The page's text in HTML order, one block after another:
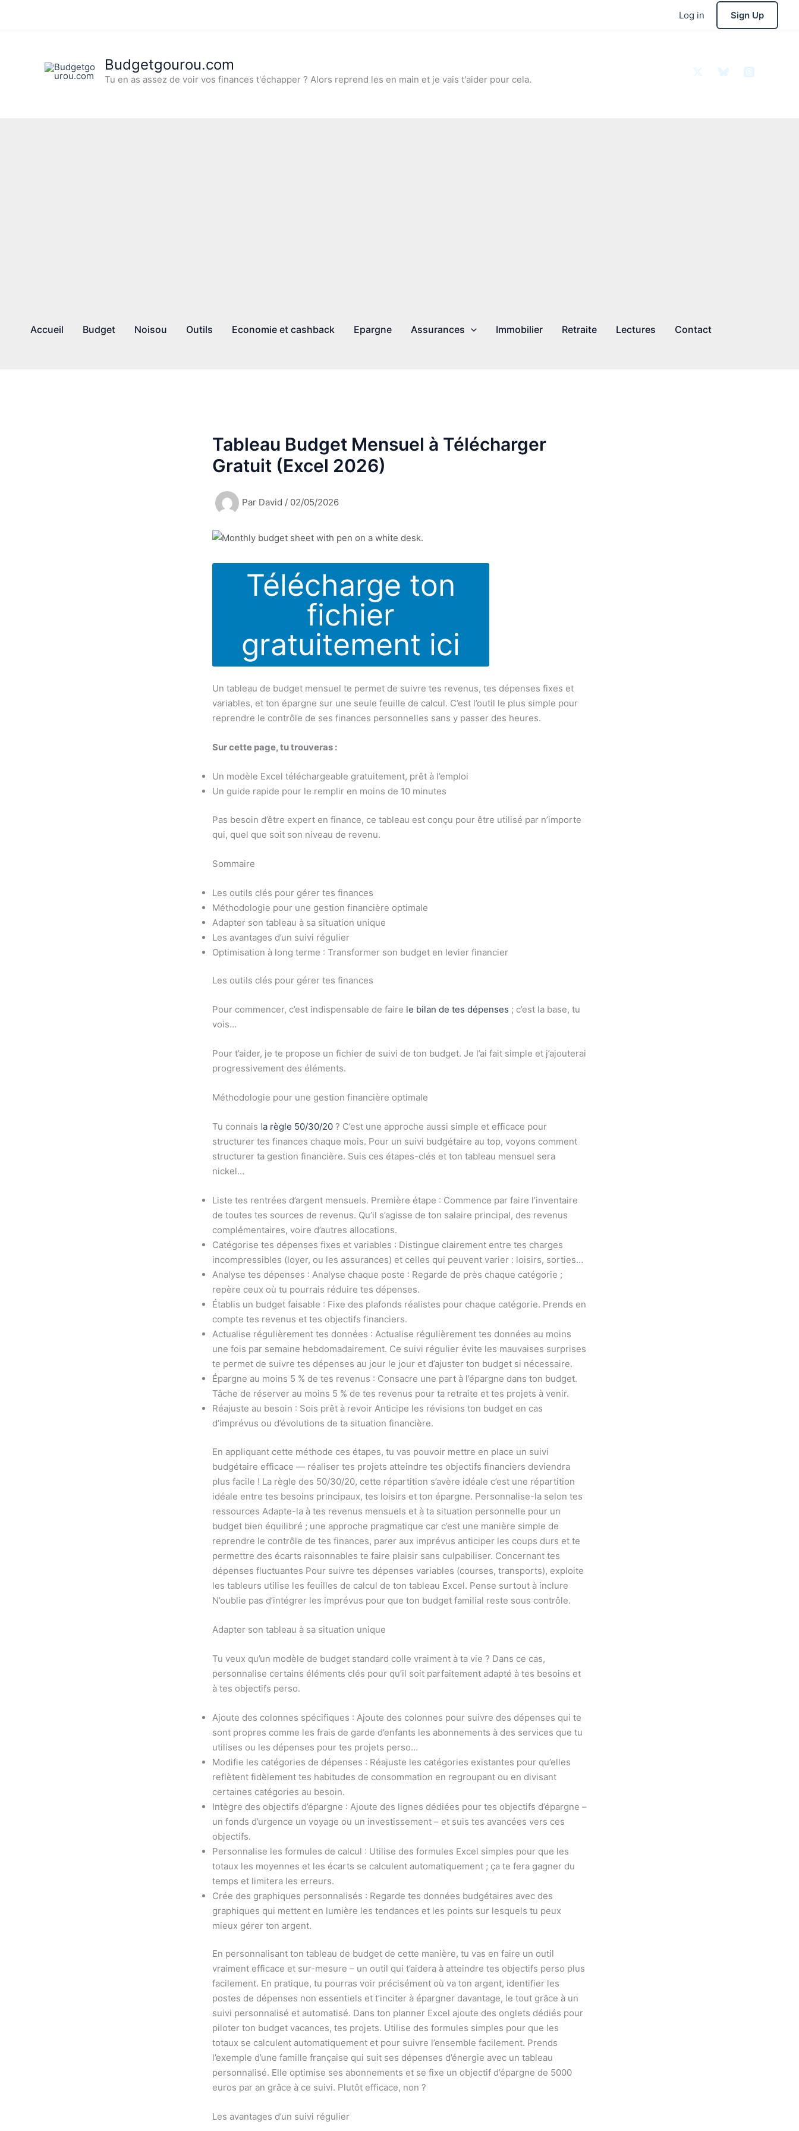
Log in Sign Up
Budgetgourou.com
Tu en as assez de voir vos finances t'échapper ? Alors reprend les en main et je vais t'aider pour cela.
Accueil Budget Noisou Outils Economie et cashback Epargne Assurances Immobilier Retraite Lectures Contact
Tableau Budget Mensuel à Télécharger
Gratuit (Excel 2026)
Par David / 02/05/2026
Télécharge ton
fichier
gratuitement ici
Un tableau de budget mensuel te permet de suivre tes revenus, tes dépenses fixes et
variables, et ton épargne sur une seule feuille de calcul. C’est l’outil le plus simple pour
reprendre le contrôle de ses finances personnelles sans y passer des heures.
Sur cette page, tu trouveras :
Un modèle Excel téléchargeable gratuitement, prêt à l’emploi
Un guide rapide pour le remplir en moins de 10 minutes
Pas besoin d’être expert en finance, ce tableau est conçu pour être utilisé par n’importe
qui, quel que soit son niveau de revenu.
Sommaire
Les outils clés pour gérer tes finances
Méthodologie pour une gestion financière optimale
Adapter son tableau à sa situation unique
Les avantages d’un suivi régulier
Optimisation à long terme : Transformer son budget en levier financier
Les outils clés pour gérer tes finances
Pour commencer, c’est indispensable de faire le bilan de tes dépenses ; c’est la base, tu
vois…
Pour t’aider, je te propose un fichier de suivi de ton budget. Je l’ai fait simple et j’ajouterai
progressivement des éléments.
Méthodologie pour une gestion financière optimale
Tu connais la règle 50/30/20 ? C’est une approche aussi simple et efficace pour
structurer tes finances chaque mois. Pour un suivi budgétaire au top, voyons comment
structurer ta gestion financière. Suis ces étapes-clés et ton tableau mensuel sera
nickel…
Liste tes rentrées d’argent mensuels. Première étape : Commence par faire l’inventaire
de toutes tes sources de revenus. Qu’il s’agisse de ton salaire principal, des revenus
complémentaires, voire d’autres allocations.
Catégorise tes dépenses fixes et variables : Distingue clairement entre tes charges
incompressibles (loyer, ou les assurances) et celles qui peuvent varier : loisirs, sorties…
Analyse tes dépenses : Analyse chaque poste : Regarde de près chaque catégorie ;
repère ceux où tu pourrais réduire tes dépenses.
Établis un budget faisable : Fixe des plafonds réalistes pour chaque catégorie. Prends en
compte tes revenus et tes objectifs financiers.
Actualise régulièrement tes données : Actualise régulièrement tes données au moins
une fois par semaine hebdomadairement. Ce suivi régulier évite les mauvaises surprises
te permet de suivre tes dépenses au jour le jour et d’ajuster ton budget si nécessaire.
Épargne au moins 5 % de tes revenus : Consacre une part à l’épargne dans ton budget.
Tâche de réserver au moins 5 % de tes revenus pour ta retraite et tes projets à venir.
Réajuste au besoin : Sois prêt à revoir Anticipe les révisions ton budget en cas
d’imprévus ou d’évolutions de ta situation financière.
En appliquant cette méthode ces étapes, tu vas pouvoir mettre en place un suivi
budgétaire efficace — réaliser tes projets atteindre tes objectifs financiers deviendra
plus facile ! La règle des 50/30/20, cette répartition s’avère idéale c’est une répartition
idéale entre tes besoins principaux, tes loisirs et ton épargne. Personnalise-la selon tes
ressources Adapte-la à tes revenus mensuels et à ta situation personnelle pour un
budget bien équilibré ; une approche pragmatique car c’est une manière simple de
reprendre le contrôle de tes finances, parer aux imprévus anticiper les coups durs et te
permettre des écarts raisonnables te faire plaisir sans culpabiliser. Concernant tes
dépenses fluctuantes Pour suivre tes dépenses variables (courses, transports), exploite
les tableurs utilise les feuilles de calcul de ton tableau Excel. Pense surtout à inclure
N’oublie pas d’intégrer les imprévus pour que ton budget familial reste sous contrôle.
Adapter son tableau à sa situation unique
Tu veux qu’un modèle de budget standard colle vraiment à ta vie ? Dans ce cas,
personnalise certains éléments clés pour qu’il soit parfaitement adapté à tes besoins et
à tes objectifs perso.
Ajoute des colonnes spécifiques : Ajoute des colonnes pour suivre des dépenses qui te
sont propres comme les frais de garde d’enfants les abonnements à des services que tu
utilises ou les dépenses pour tes projets perso…
Modifie les catégories de dépenses : Réajuste les catégories existantes pour qu’elles
reflètent fidèlement tes habitudes de consommation en regroupant ou en divisant
certaines catégories au besoin.
Intègre des objectifs d’épargne : Ajoute des lignes dédiées pour tes objectifs d’épargne –
un fonds d’urgence un voyage ou un investissement – et suis tes avancées vers ces
objectifs.
Personnalise les formules de calcul : Utilise des formules Excel simples pour que les
totaux les moyennes et les écarts se calculent automatiquement ; ça te fera gagner du
temps et limitera les erreurs.
Crée des graphiques personnalisés : Regarde tes données budgétaires avec des
graphiques qui mettent en lumière les tendances et les points sur lesquels tu peux
mieux gérer ton argent.
En personnalisant ton tableau de budget de cette manière, tu vas en faire un outil
vraiment efficace et sur-mesure – un outil qui t’aidera à atteindre tes objectifs perso plus
facilement. En pratique, tu pourras voir précisément où va ton argent, identifier les
postes de dépenses non essentiels et t’inciter à épargner davantage, le tout grâce à un
suivi personnalisé et automatisé. Dans ton planner Excel ajoute des onglets dédiés pour
piloter ton budget vacances, tes projets. Utilise des formules simples pour que les
totaux se calculent automatiquement et pour suivre l’ensemble facilement. Prends
l’exemple d’une famille française qui suit ses dépenses d’énergie avec un tableau
personnalisé. Elle optimise ses abonnements et se fixe un objectif d’épargne de 5000
euros par an grâce à ce suivi. Plutôt efficace, non ?
Les avantages d’un suivi régulier